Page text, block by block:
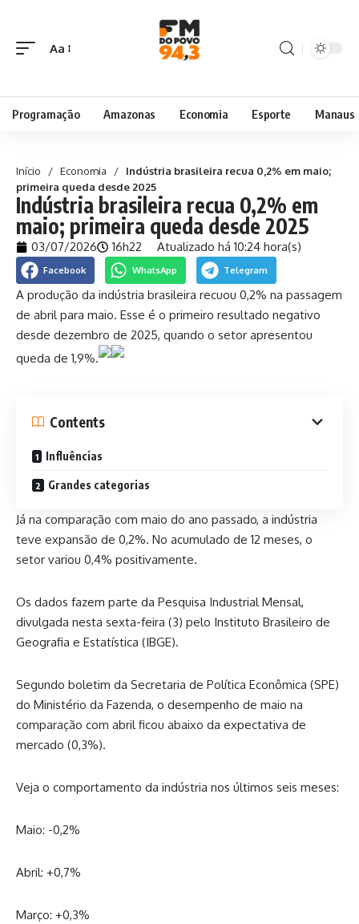
Aa
Programação Amazonas Economia Esporte Manaus
Início / Economia /
Indústria brasileira recua 0,2% em maio;
primeira queda desde 2025
Indústria brasileira recua 0,2% em
maio; primeira queda desde 2025
03/07/2026 16h22 Atualizado há 10:24 hora(s)
Facebook WhatsApp Telegram
A produção da indústria brasileira recuou 0,2% na passagem
de abril para maio. Esse é o primeiro resultado negativo
desde dezembro de 2025, quando o setor apresentou
queda de 1,9%.
Contents
Influências
Grandes categorias
Já na comparação com maio do ano passado, a indústria
teve expansão de 0,2%. No acumulado de 12 meses, o
setor variou 0,4% positivamente.
Os dados fazem parte da Pesquisa Industrial Mensal,
divulgada nesta sexta-feira (3) pelo Instituto Brasileiro de
Geografia e Estatística (IBGE).
Segundo boletim da Secretaria de Política Econômica (SPE)
do Ministério da Fazenda, o desempenho de maio na
comparação com abril ficou abaixo da expectativa de
mercado (0,3%).
Veja o comportamento da indústria nos últimos seis meses:
Maio: -0,2%
Abril: +0,7%
Março: +0,3%